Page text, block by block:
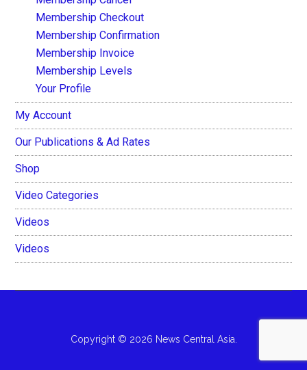
Membership Checkout
Membership Confirmation
Membership Invoice
Membership Levels
Your Profile
My Account
Our Publications & Ad Rates
Shop
Video Categories
Videos
Videos
Copyright © 2026 News Central Asia.